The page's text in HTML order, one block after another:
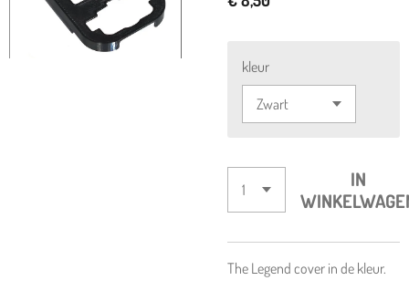
kleur
IN
The Legend cover in de kleur.